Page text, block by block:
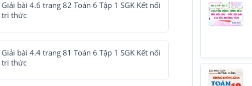
Giải bài 4.6 trang 82 Toán 6 Tập 1 SGK Kết nối
tri thức
Giải bài 4.4 trang 81 Toán 6 Tập 1 SGK Kết nối
tri thức